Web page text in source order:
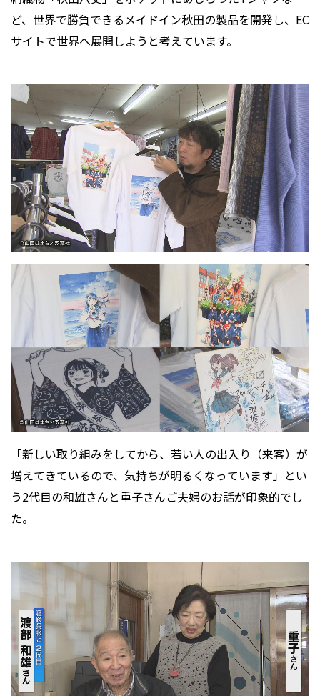
ど、世界で勝負できるメイドイン秋田の製品を開発し、EC
サイトで世界へ展開しようと考えています。
「新しい取り組みをしてから、若い人の出入り（来客）が
増えてきているので、気持ちが明るくなっています」とい
う2代目の和雄さんと重子さんご夫婦のお話が印象的でし
た。